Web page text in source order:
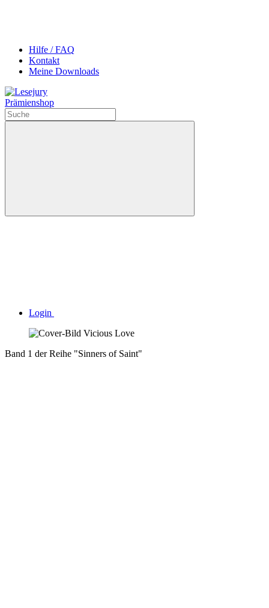
Hilfe / FAQ
Kontakt
Meine Downloads
Prämienshop
Login
Band 1 der Reihe "Sinners of Saint"